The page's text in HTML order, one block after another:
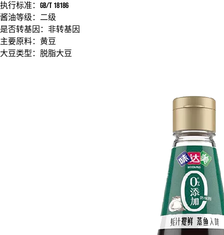
执行标准： GB/T 18186
酱油等级： 二级
是否转基因： 非转基因
主要原料： 黄豆
大豆类型： 脱脂大豆